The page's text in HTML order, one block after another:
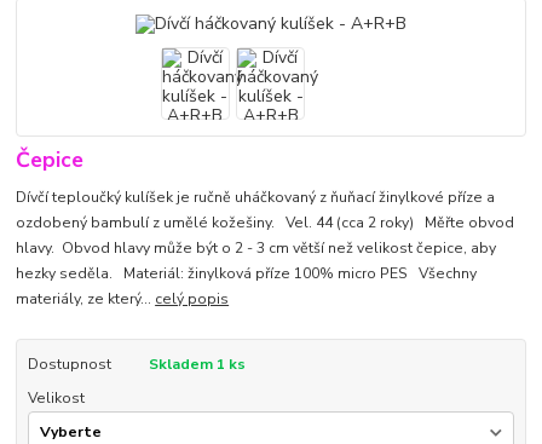
Čepice
Dívčí teploučký kulíšek je ručně uháčkovaný z ňuňací žinylkové příze a
ozdobený bambulí z umělé kožešiny. Vel. 44 (cca 2 roky) Měřte obvod
hlavy. Obvod hlavy může být o 2 - 3 cm větší než velikost čepice, aby
hezky seděla. Materiál: žinylková příze 100% micro PES Všechny
materiály, ze který... celý popis
Dostupnost
Skladem 1 ks
Velikost